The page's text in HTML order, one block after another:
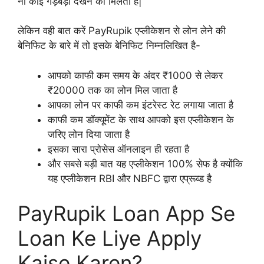
लेकिन वही बात करें PayRupik एप्लीकेशन से लोन लेने की
बेनिफिट के बारे में तो इसके बेनिफिट निम्नलिखित है-
आपको काफी कम समय के अंदर ₹1000 से लेकर
₹20000 तक का लोन मिल जाता है
आपका लोन पर काफी कम इंटरेस्ट रेट लगाया जाता है
काफी कम डॉक्यूमेंट के साथ आपको इस एप्लीकेशन के
जरिए लोन दिया जाता है
इसका सारा प्रोसेस ऑनलाइन ही रहता है
और सबसे बड़ी बात यह एप्लीकेशन 100% सेफ है क्योंकि
यह एप्लीकेशन RBI और NBFC द्वारा एप्रूव्ड है
PayRupik Loan App Se
Loan Ke Liye Apply